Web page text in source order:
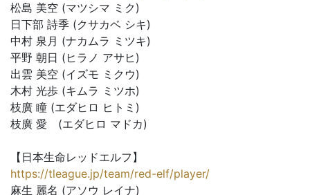
松島 美空 (マツシマ ミク)
日下部 詩季 (クサカベ シキ)
中村 泉月 (ナカムラ ミツキ)
平野 朝日 (ヒラノ アサヒ)
出雲 美空 (イズモ ミクウ)
木村 光歩 (キムラ ミツホ)
枝廣 瞳 (エダヒロ ヒトミ)
枝廣 愛 (エダヒロ マドカ)
【日本生命レッドエルフ】
https://tleague.jp/team/red-elf/player/
麻生 麗名 (アソウ レイナ)